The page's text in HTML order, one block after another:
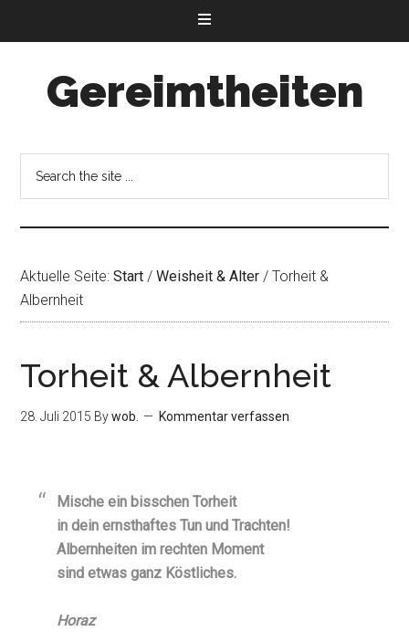
Gereimtheiten
Aktuelle Seite:Start / Weisheit & Alter / Torheit &
Albernheit
Torheit & Albernheit
28. Juli 2015 Bywob. Kommentar verfassen
Mische ein bisschen Torheit
in dein ernsthaftes Tun und Trachten!
Albernheiten im rechten Moment
sind etwas ganz Köstliches.
Horaz